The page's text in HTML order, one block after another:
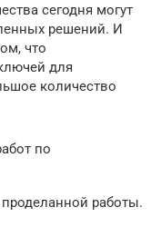
сегодня могут
решений. И
что
для
количество
по
работы.